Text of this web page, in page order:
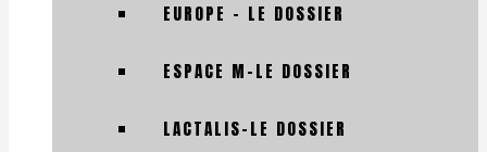
EUROPE – LE DOSSIER
ESPACE M-LE DOSSIER
LACTALIS-LE DOSSIER